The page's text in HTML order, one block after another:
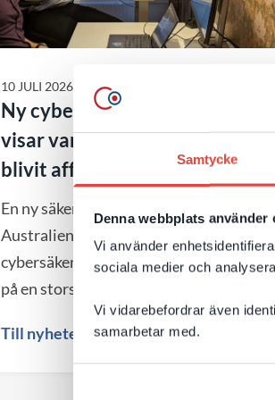
Samtycke
Denna webbplats använder
Vi använder
sociala medier och
Vi vidarebefordrar även
samarbetar med.
10 JULI 2026
Ny cybersäkerhetsvarning
visar varför webbförvaltning
blivit affärskritiskt
En ny säkerhetsvarning från
Australiens nationella
cybersäkerhetsmyndighet (ACSC) visar
på en storskalig global kampanj där
angripare automatiskt söker efter
webbplatser med kända säkerhetshål.
För företag blir det en viktig
Till nyheten